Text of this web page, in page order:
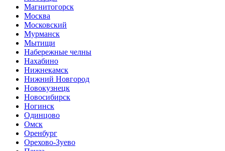
Магнитогорск
Москва
Московский
Мурманск
Мытищи
Набережные челны
Нахабино
Нижнекамск
Нижний Новгород
Новокузнецк
Новосибирск
Ногинск
Одинцово
Омск
Оренбург
Орехово-Зуево